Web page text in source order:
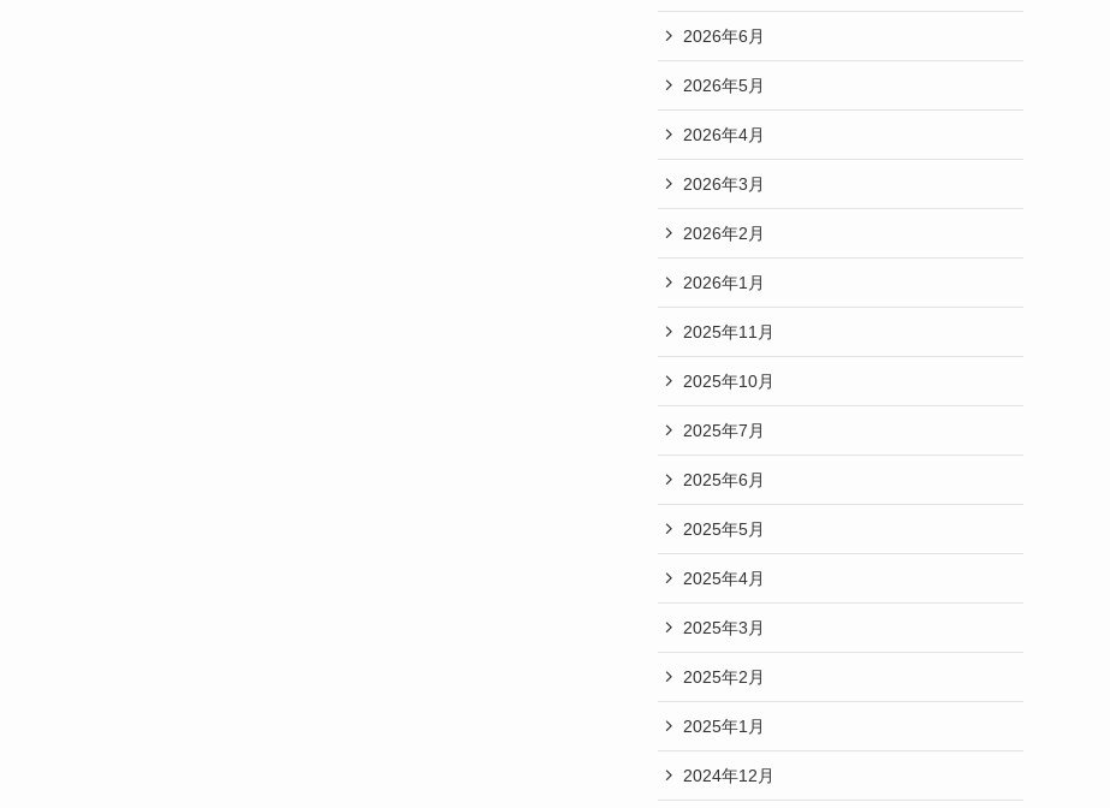
2026年6月
2026年5月
2026年4月
2026年3月
2026年2月
2026年1月
2025年11月
2025年10月
2025年7月
2025年6月
2025年5月
2025年4月
2025年3月
2025年2月
2025年1月
2024年12月